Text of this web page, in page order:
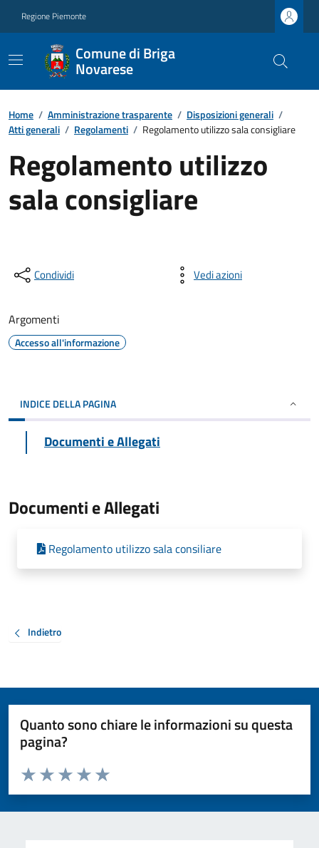
Regione Piemonte
Comune di Briga
Novarese
Home / Amministrazione trasparente / Disposizioni generali /
Atti generali / Regolamenti / Regolamento utilizzo sala consigliare
Regolamento utilizzo
sala consigliare
Condividi Vedi azioni
Argomenti
Accesso all'informazione
INDICE DELLA PAGINA
Documenti e Allegati
Documenti e Allegati
Regolamento utilizzo sala consiliare
Indietro
Quanto sono chiare le informazioni su questa
pagina?
Valuta da 1 a 5 stelle la pagina
Valuta 5 stelle su 5
Valuta 4 stelle su 5
Valuta 3 stelle su 5
Valuta 2 stelle su 5
Valuta 1 stelle su 5